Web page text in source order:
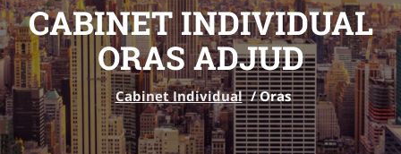
CABINET INDIVIDUAL
ORAS ADJUD
Cabinet Individual /Oras